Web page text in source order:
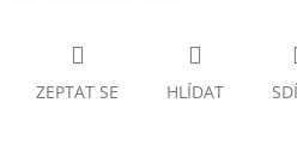
ZEPTAT SE HLÍDAT